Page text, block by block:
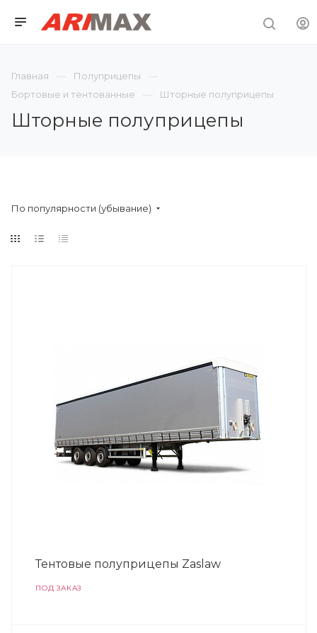
Главная
Полуприцепы
Бортовые и тентованные
Шторные полуприцепы
Шторные полуприцепы
По популярности (убывание)
Тентовые полуприцепы Zaslaw
ПОД ЗАКАЗ